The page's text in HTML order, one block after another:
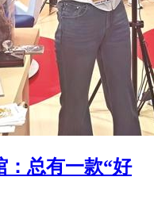
：总有一款“好